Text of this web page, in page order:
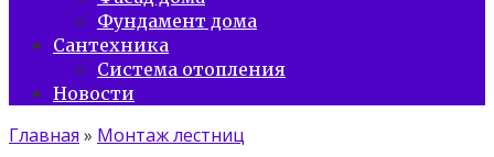
Фундамент дома
Сантехника
Система отопления
Новости
Главная » Монтаж лестниц